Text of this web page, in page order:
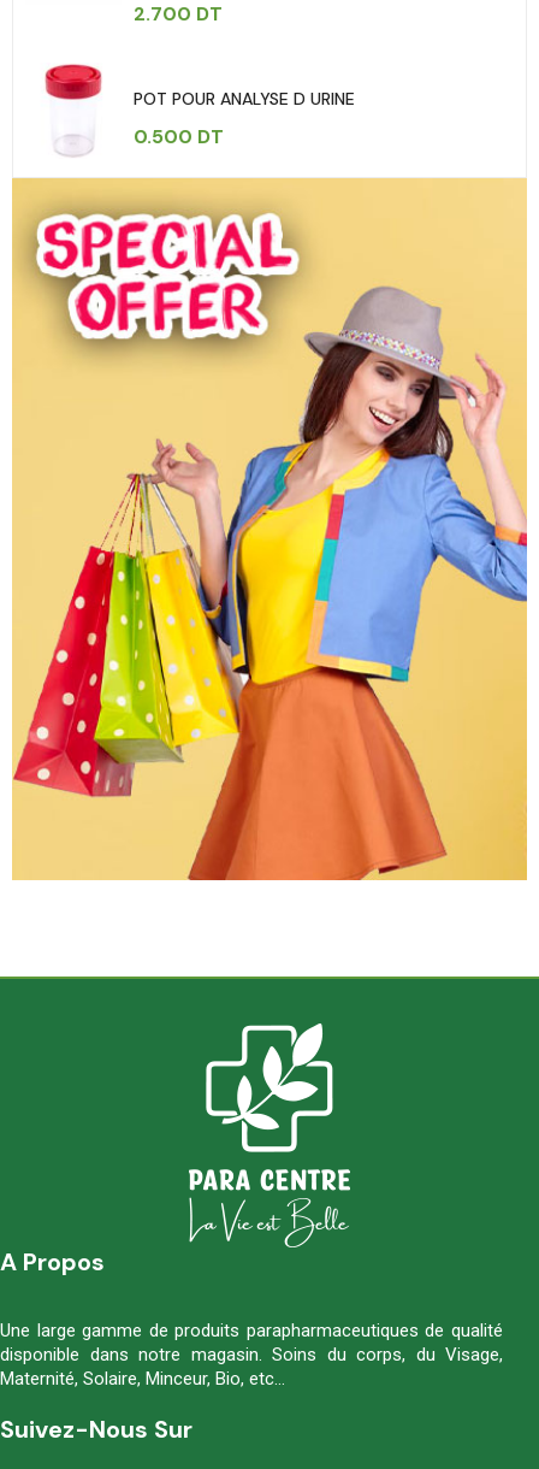
2.700 DT
POT POUR ANALYSE D URINE
0.500 DT
A Propos
Une large gamme de produits parapharmaceutiques de qualité
disponible dans notre magasin. Soins du corps, du Visage,
Maternité, Solaire, Minceur, Bio, etc…
Suivez-Nous Sur